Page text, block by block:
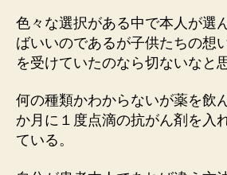
色々な選択がある中で本人が選
ばいいのであるが子供たちの想
を受けていたのなら切ないなと
何の種類かわからないが薬を飲
か月に１度点滴の抗がん剤を入
ている。